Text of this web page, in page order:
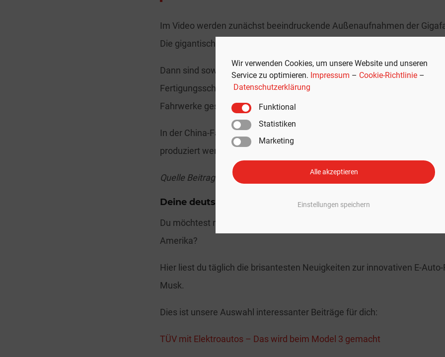
Wir verwenden Cookies, um unsere Website und unseren
Service zu optimieren. Impressum – Cookie-Richtlinie –
Datenschutzerklärung
Funktional
Statistiken
Marketing
Alle akzeptieren
Einstellungen speichern
Im Video werden zunächst beeindruckende Außenaufnahmen der
Die gigantische Fabrik wird ihrem Namen ohne Zweifel gerecht.
Dann sind sowohl Roboter als auch Menschen zu sehen, die an
Fertigungsschritte ausführen. Am Schluss des Videos werden
Fahrwerke gesetzt, Sitze eingebaut und das Tesla-typische Glasdach
In der China-Fabrik sollen Stand jetzt etwa 1.000 Model Y und 800
produziert werden können.
Quelle Beitragsbild: Mit freundlicher Genehmigung von Tesla, Inc.
Deine deutsche Seite für Tesla-News
Du möchtest noch mehr News zum aufregenden Elektroauto-
Amerika?
Hier liest du täglich die brisantesten Neuigkeiten zur innovativen E-Auto-
Musk.
Dies ist unsere Auswahl interessanter Beiträge für dich:
TÜV mit Elektroautos – Das wird beim Model 3 gemacht